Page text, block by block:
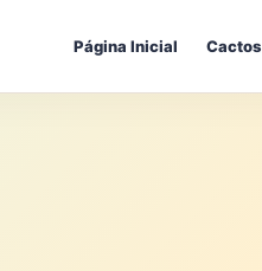
Página Inicial Cactos